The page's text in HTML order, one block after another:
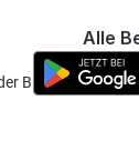
Brücke wo der
Alle